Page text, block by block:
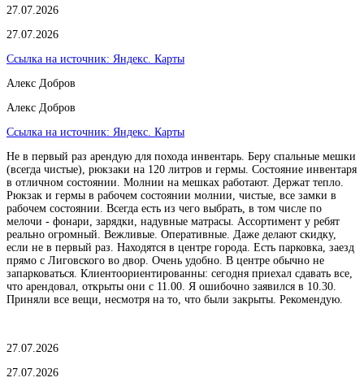
27.07.2026
27.07.2026
Ссылка на источник: Яндекс. Карты
Алекс Добров
Алекс Добров
Ссылка на источник: Яндекс. Карты
Не в первый раз арендую для похода инвентарь. Беру спальные мешки
(всегда чистые), рюкзаки на 120 литров и гермы. Состояние инвентаря
в отличном состоянии. Молнии на мешках работают. Держат тепло.
Рюкзак и гермы в рабочем состоянии молнии, чистые, все замки в
рабочем состоянии. Всегда есть из чего выбрать, в том числе по
мелочи - фонари, зарядки, надувные матрасы. Ассортимент у ребят
реально огромный. Вежливые. Оперативные. Даже делают скидку,
если не в первый раз. Находятся в центре города. Есть парковка, заезд
прямо с Лиговского во двор. Очень удобно. В центре обычно не
запарковаться. Клиентоориентированны: сегодня приехал сдавать все,
что арендовал, открыты они с 11.00. Я ошибочно заявился в 10.30.
Приняли все вещи, несмотря на то, что были закрыты. Рекомендую.
27.07.2026
27.07.2026